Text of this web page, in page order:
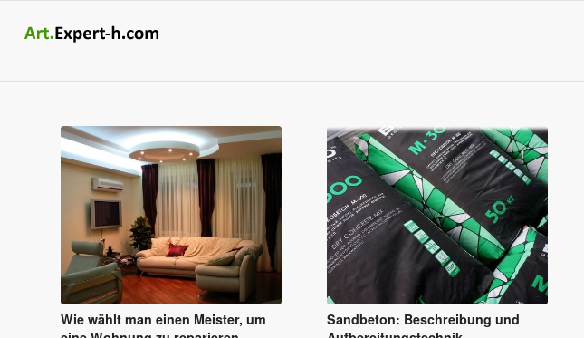
Wie wählt man einen Meister, um
Sandbeton: Beschreibung und